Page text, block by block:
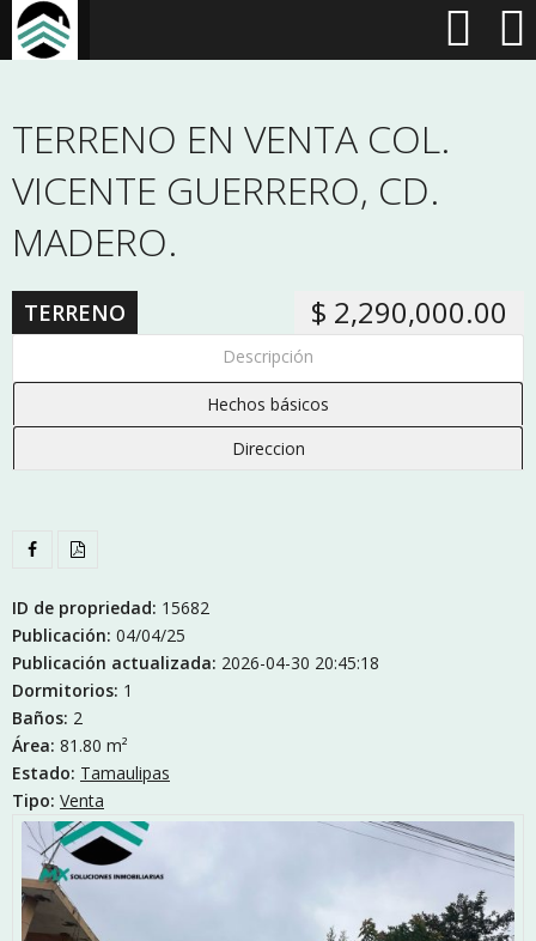
TERRENO EN VENTA COL.
VICENTE GUERRERO, CD.
MADERO.
TERRENO $ 2,290,000.00
Descripción
Hechos básicos
Direccion
ID de propriedad: 15682
Publicación: 04/04/25
Publicación actualizada: 2026-04-30 20:45:18
Dormitorios: 1
Baños: 2
Área: 81.80 m²
Estado: Tamaulipas
Tipo: Venta